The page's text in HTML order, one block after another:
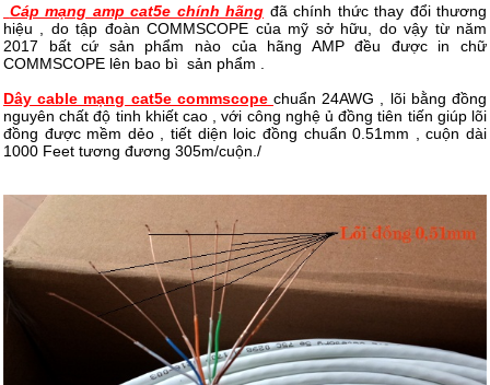
Cáp mạng amp cat5e chính hãng đã chính thức thay đổi thương
hiệu , do tập đoàn COMMSCOPE của mỹ sở hữu, do vậy từ năm
2017 bất cứ sản phẩm nào của hãng AMP đều được in chữ
COMMSCOPE lên bao bì sản phẩm .
Dây cable mạng cat5e commscope chuẩn 24AWG , lõi bằng đồng
nguyên chất độ tinh khiết cao , với công nghệ ủ đồng tiên tiến giúp lõi
đồng được mềm dẻo , tiết diện loic đồng chuẩn 0.51mm , cuộn dài
1000 Feet tương đương 305m/cuộn./